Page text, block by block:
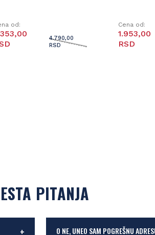
od:
4.790,00
RSD
Cena od:
1.953,00
RSD
PITANJA
O NE, UNEO SAM POGREŠNU